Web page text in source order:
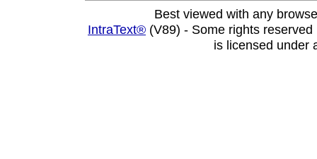
Best viewed with any
IntraText® (V89) - Some rights
is licensed under